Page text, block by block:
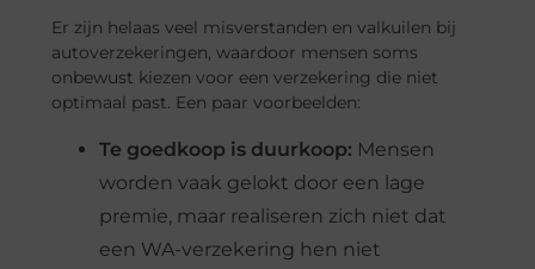
Er zijn helaas veel misverstanden en valkuilen bij
autoverzekeringen, waardoor mensen soms
onbewust kiezen voor een verzekering die niet
optimaal past. Een paar voorbeelden:
Te goedkoop is duurkoop: Mensen
worden vaak gelokt door een lage
premie, maar realiseren zich niet dat
een WA-verzekering hen niet